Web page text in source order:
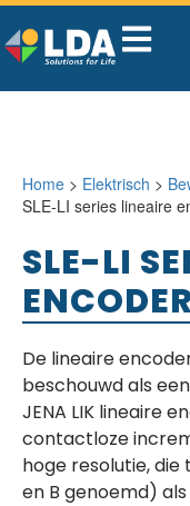
Home > Elektrisch >
SLE-LI series lineaire
SLE-LI
ENCODER
De lineaire
beschouwd als
JENA LIK lineaire
contactloze
hoge resolutie,
en B genoemd)